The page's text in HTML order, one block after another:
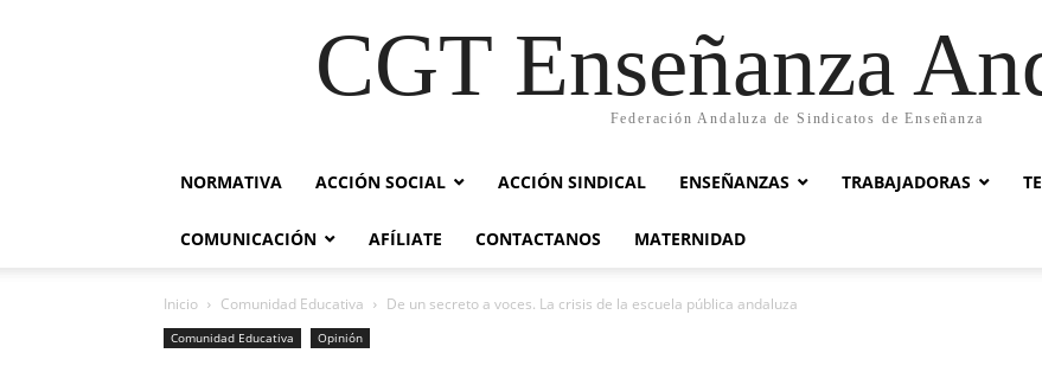
CGT Enseñanza
Federación Andaluza de Sindicatos de Enseñanza
NORMATIVA ACCIÓN SOCIAL ACCIÓN SINDICAL ENSEÑANZAS TRABAJADORAS
COMUNICACIÓN AFÍLIATE CONTACTANOS MATERNIDAD
Inicio Comunidad Educativa De un secreto a voces. La crisis de la escuela pública andaluza
Comunidad Educativa Opinión